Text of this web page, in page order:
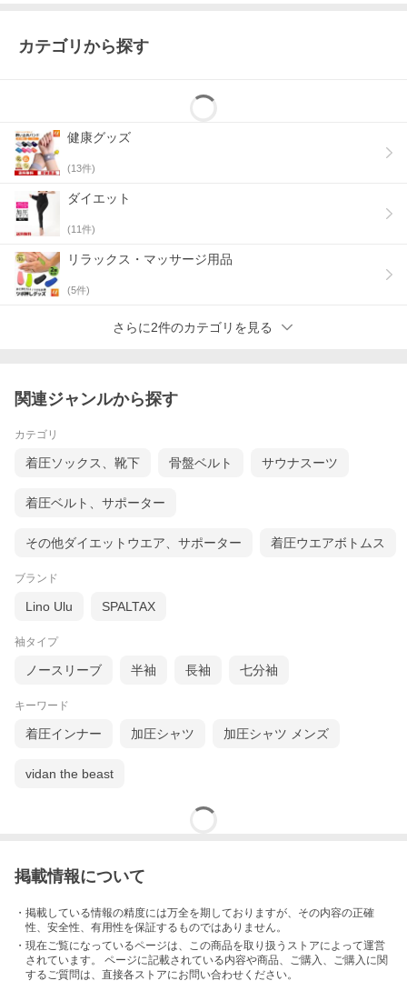
カテゴリから探す
健康グッズ
(13件)
ダイエット
(11件)
リラックス・マッサージ用品
(5件)
さらに2件のカテゴリを見る
関連ジャンルから探す
カテゴリ
着圧ソックス、靴下 骨盤ベルト サウナスーツ
着圧ベルト、サポーター
その他ダイエットウエア、サポーター 着圧ウエアボトムス
ブランド
Lino Ulu SPALTAX
袖タイプ
ノースリーブ 半袖 長袖 七分袖
キーワード
着圧インナー 加圧シャツ 加圧シャツ メンズ
vidan the beast
掲載情報について
・掲載している情報の精度には万全を期しておりますが、その内容の正確
性、安全性、有用性を保証するものではありません。
・現在ご覧になっているページは、この商品を取り扱うストアによって運営
されています。 ページに記載されている内容や商品、ご購入 、ご購入に関
するご質問は、直接各ストアにお問い合わせください。